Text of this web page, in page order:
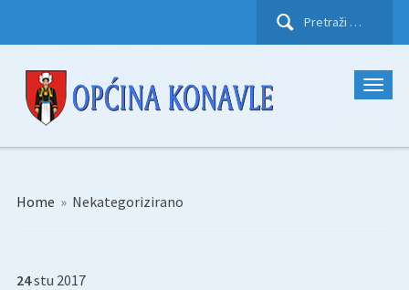
Pretraži:
Home » Nekategorizirano
24stu 2017